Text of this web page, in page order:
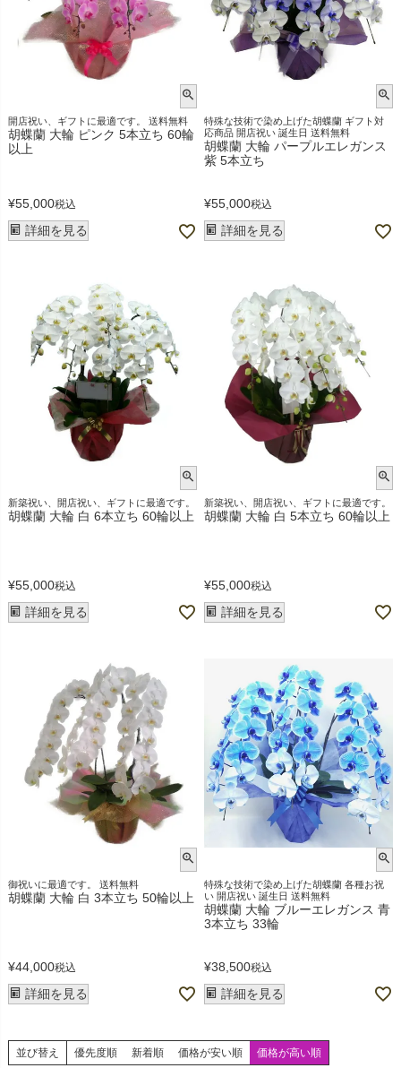
開店祝い、ギフトに最適です。 送料無料
胡蝶蘭 大輪 ピンク 5本立ち 60輪
以上
¥55,000税込
詳細を見る
特殊な技術で染め上げた胡蝶蘭 ギフト対
応商品 開店祝い 誕生日 送料無料
胡蝶蘭 大輪 パープルエレガンス
紫 5本立ち
¥55,000税込
詳細を見る
新築祝い、開店祝い、ギフトに最適です。
胡蝶蘭 大輪 白 6本立ち 60輪以上
¥55,000税込
詳細を見る
新築祝い、開店祝い、ギフトに最適です。
胡蝶蘭 大輪 白 5本立ち 60輪以上
¥55,000税込
詳細を見る
御祝いに最適です。 送料無料
胡蝶蘭 大輪 白 3本立ち 50輪以上
¥44,000税込
詳細を見る
特殊な技術で染め上げた胡蝶蘭 各種お祝
い 開店祝い 誕生日 送料無料
胡蝶蘭 大輪 ブルーエレガンス 青
3本立ち 33輪
¥38,500税込
詳細を見る
並び替え 優先度順 新着順 価格が安い順 価格が高い順